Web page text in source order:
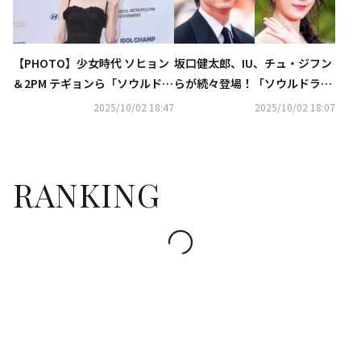
【PHOTO】少女時代 ソヒョン
＆2PM テギョンら「ソウルドラ
マアワード2025」レッドカーペ
2025/10/02 18:47
坂口健太郎、IU、チュ・ジフン
らが続々登場！「ソウルドラマ
アワード2025」が華やかに開催
2025/10/02 18:07
RANKING